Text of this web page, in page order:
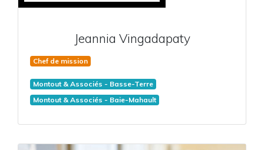
Jeannia Vingadapaty
Chef de mission
Montout & Associés - Basse-Terre
Montout & Associés - Baie-Mahault